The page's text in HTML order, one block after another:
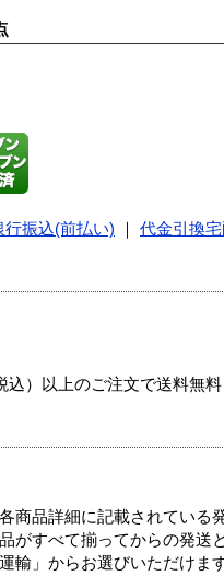
行振込(前払い) 代金引換
）以上のご注文で送料無料
商品詳細に記載されている
がすべて揃ってからの発送
輸」からお選びいただけま